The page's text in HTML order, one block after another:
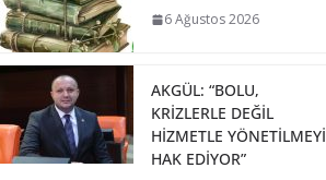
6 Ağustos 2026
AKGÜL: “BOLU,
KRİZLERLE DEĞİL
HİZMETLE YÖNETİLMEYİ
HAK EDİYOR”